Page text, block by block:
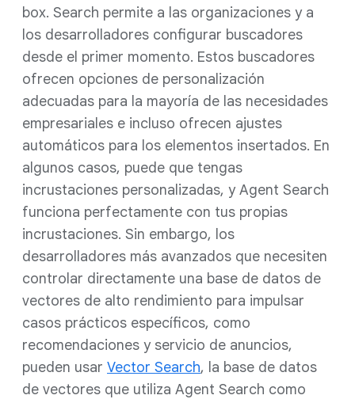
box. Search permite a las organizaciones y a
los desarrolladores configurar buscadores
desde el primer momento. Estos buscadores
ofrecen opciones de personalización
adecuadas para la mayoría de las necesidades
empresariales e incluso ofrecen ajustes
automáticos para los elementos insertados. En
algunos casos, puede que tengas
incrustaciones personalizadas, y Agent Search
funciona perfectamente con tus propias
incrustaciones. Sin embargo, los
desarrolladores más avanzados que necesiten
controlar directamente una base de datos de
vectores de alto rendimiento para impulsar
casos prácticos específicos, como
recomendaciones y servicio de anuncios,
pueden usar Vector Search, la base de datos
de vectores que utiliza Agent Search como